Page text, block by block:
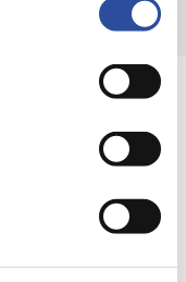
Je kunt je keuze op